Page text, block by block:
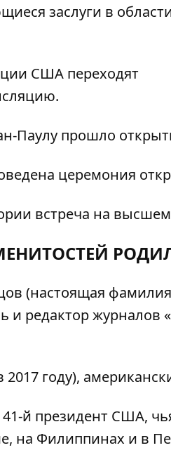
заслуги в
США переходят
Паулу прошло
церемония
встреча на
(настоящая фамилия
и редактор журналов
году),
й президент США,
на Филиппинах и в